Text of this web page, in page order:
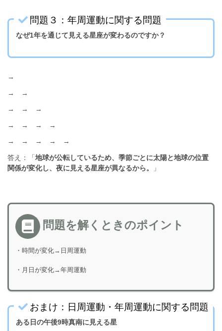
問題３：年周運動に関する問題
なぜ1年を通じて見える星座が変わるのですか？
→
→ →
→ → →
→ → → →
→ → → → →
答え：「 地球が公転しているため、季節ごとに太陽と地球の位置
関係が変化し、夜に見える星座が異なるから。
」
問題を解くときのポイント
・時間が変化→日周運動
・月日が変化→年周運動
おまけ：日周運動・年周運動に関する問題
ある日の午後9時真南に見える星